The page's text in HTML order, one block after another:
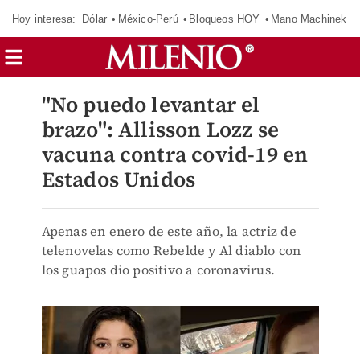
Hoy interesa: Dólar México-Perú Bloqueos HOY Mano Machinek
"No puedo levantar el
brazo": Allisson Lozz se
vacuna contra covid-19 en
Estados Unidos
Apenas en enero de este año, la actriz de
telenovelas como Rebelde y Al diablo con
los guapos dio positivo a coronavirus.